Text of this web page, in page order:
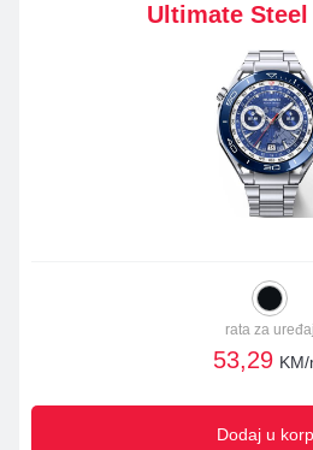
Ultimate Steel
rata za uređaj
53,29 KM/
Dodaj u